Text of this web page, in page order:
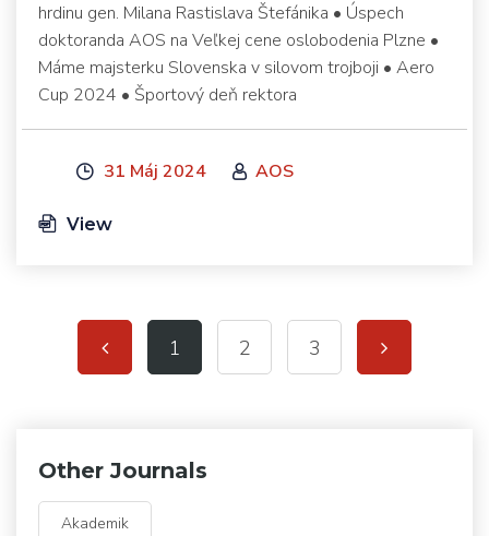
hrdinu gen. Milana Rastislava Štefánika • Úspech
doktoranda AOS na Veľkej cene oslobodenia Plzne •
Máme majsterku Slovenska v silovom trojboji • Aero
Cup 2024 • Športový deň rektora
31 Máj 2024 AOS
View
1 2 3
Other Journals
Akademik